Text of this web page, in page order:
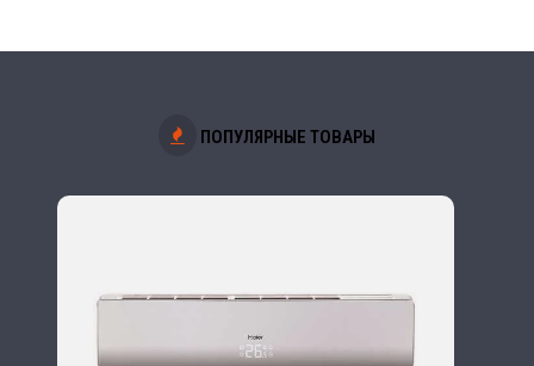
ПОПУЛЯРНЫЕ ТОВАРЫ